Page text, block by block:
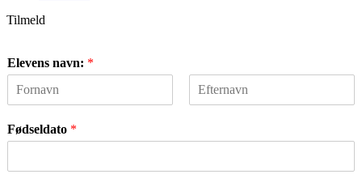
Tilmeld
Elevens navn: *
i
r
Fødseldato *